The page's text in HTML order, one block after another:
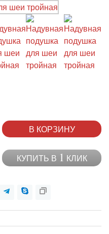
В КОРЗИНУ
КУПИТЬ В 1 КЛИК